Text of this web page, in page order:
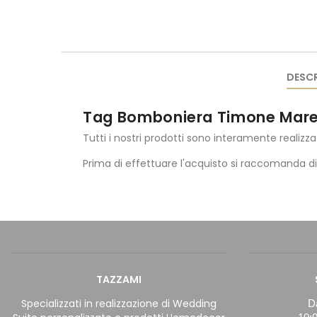
Tag Bomboniera Timone
Tutti i nostri prodotti sono interamente
Prima di effettuare l'acquisto si raccomanda
TAZZAMI
Specializzati in realizzazione di Wedding